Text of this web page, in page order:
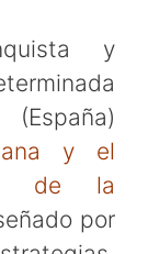
y
y el
de la
por